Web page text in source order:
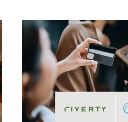
(DSGVO) – geraten viele
Grenzen traditioneller